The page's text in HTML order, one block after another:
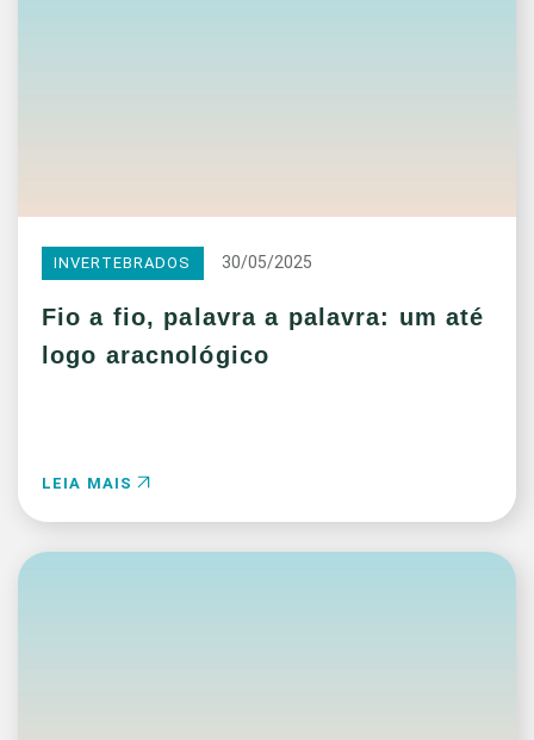
INVERTEBRADOS 30/05/2025
Fio a fio, palavra a palavra: um até
logo aracnológico
LEIA MAIS